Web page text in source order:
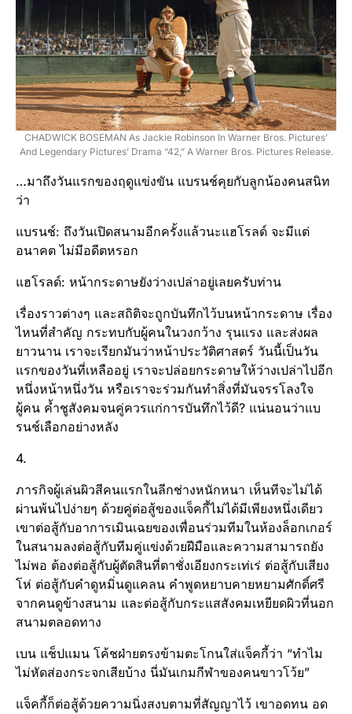
CHADWICK BOSEMAN As Jackie Robinson In Warner Bros. Pictures’
And Legendary Pictures’ Drama “42,” A Warner Bros. Pictures Release.
…มาถึงวันแรกของฤดูแข่งขัน แบรนช์คุยกับลูกน้องคนสนิท
ว่า
แบรนช์: ถึงวันเปิดสนามอีกครั้งแล้วนะแฮโรลด์ จะมีแต่
อนาคต ไม่มีอดีตหรอก
แฮโรลด์: หน้ากระดาษยังว่างเปล่าอยู่เลยครับท่าน
เรื่องราวต่างๆ และสถิติจะถูกบันทึกไว้บนหน้ากระดาษ เรื่อง
ไหนที่สำคัญ กระทบกับผู้คนในวงกว้าง รุนแรง และส่งผล
ยาวนาน เราจะเรียกมันว่าหน้าประวัติศาสตร์ วันนี้เป็นวัน
แรกของวันที่เหลืออยู่ เราจะปล่อยกระดาษให้ว่างเปล่าไปอีก
หนึ่งหน้าหนึ่งวัน หรือเราจะร่วมกันทำสิ่งที่มันจรรโลงใจ
ผู้คน ค้ำชูสังคมจนคู่ควรแก่การบันทึกไว้ดี? แน่นอนว่าแบ
รนช์เลือกอย่างหลัง
4.
ภารกิจผู้เล่นผิวสีคนแรกในลีกช่างหนักหนา เห็นทีจะไม่ได้
ผ่านพ้นไปง่ายๆ ด้วยคู่ต่อสู้ของแจ็คกี้ไม่ได้มีเพียงหนึ่งเดียว
เขาต่อสู้กับอาการเมินเฉยของเพื่อนร่วมทีมในห้องล็อกเกอร์
ในสนามลงต่อสู้กับทีมคู่แข่งด้วยฝีมือและความสามารถยัง
ไม่พอ ต้องต่อสู้กับผู้ตัดสินที่ตาชั่งเอียงกระเท่เร่ ต่อสู้กับเสียง
โห่ ต่อสู้กับคำดูหมิ่นดูแคลน คำพูดหยาบคายหยามศักดิ์ศรี
จากคนดูข้างสนาม และต่อสู้กับกระแสสังคมเหยียดผิวที่นอก
สนามตลอดทาง
เบน แช็ปแมน โค้ชฝ่ายตรงข้ามตะโกนใส่แจ็คกี้ว่า “ทำไม
ไม่หัดส่องกระจกเสียบ้าง นี่มันเกมกีฬาของคนขาวโว้ย”
แจ็คกี้ก็ต่อสู้ด้วยความนิ่งสงบตามที่สัญญาไว้ เขาอดทน อด